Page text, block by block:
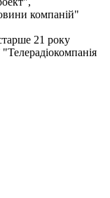
компаній"
21 року